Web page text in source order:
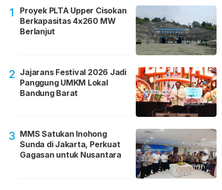
1
Proyek PLTA Upper Cisokan
Berkapasitas 4x260 MW
Berlanjut
2 Jajarans Festival 2026 Jadi
Panggung UMKM Lokal
Bandung Barat
3 MMS Satukan Inohong
Sunda di Jakarta, Perkuat
Gagasan untuk Nusantara